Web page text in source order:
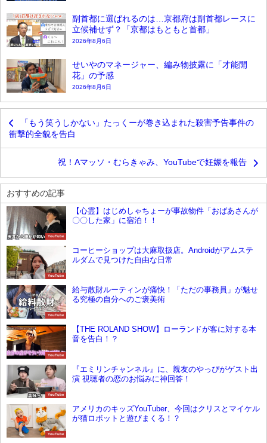
副首都に選ばれるのは…京都府は副首都レースに
立候補せず？「京都はもともと首都」
2026年8月6日
せいやのマネージャー、編み物披露に「才能開
花」の予感
2026年8月6日
「もう笑うしかない」たっくーが巻き込まれた殺害予告事件の
衝撃的全貌を告白
祝！Aマッソ・むらきゃみ、YouTubeで妊娠を報告
おすすめの記事
YouTube
【心霊】はじめしゃちょーが事故物件「おばあさんが
〇〇した家」に宿泊！！
YouTube
コーヒーショップは大麻取扱店。Androidがアムステ
ルダムで見つけた自由な日常
YouTube
給与散財ルーティンが痛快！「ただの事務員」が魅せ
る究極の自分へのご褒美術
YouTube
【THE ROLAND SHOW】ローランドが客に対する本
音を告白！？
YouTube
『エミリンチャンネル』に、親友のやっぴがゲスト出
演 視聴者の恋のお悩みに神回答！
YouTube
アメリカのキッズYouTuber、今回はクリスとマイケル
が猫ロボットと遊びまくる！？